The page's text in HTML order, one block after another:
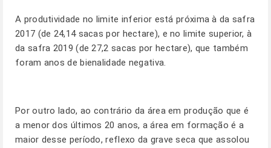
A produtividade no limite inferior está próxima à da safra
2017 (de 24,14 sacas por hectare), e no limite superior, à
da safra 2019 (de 27,2 sacas por hectare), que também
foram anos de bienalidade negativa.
Por outro lado, ao contrário da área em produção que é
a menor dos últimos 20 anos, a área em formação é a
maior desse período, reflexo da grave seca que assolou